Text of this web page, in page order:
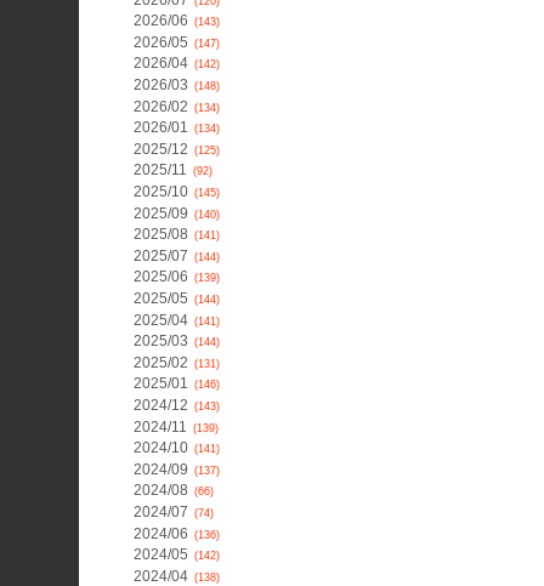
2026/06 (143)
2026/05 (147)
2026/04 (142)
2026/03 (148)
2026/02 (134)
2026/01 (134)
2025/12 (125)
2025/11 (92)
2025/10 (145)
2025/09 (140)
2025/08 (141)
2025/07 (144)
2025/06 (139)
2025/05 (144)
2025/04 (141)
2025/03 (144)
2025/02 (131)
2025/01 (146)
2024/12 (143)
2024/11 (139)
2024/10 (141)
2024/09 (137)
2024/08 (66)
2024/07 (74)
2024/06 (136)
2024/05 (142)
2024/04 (138)